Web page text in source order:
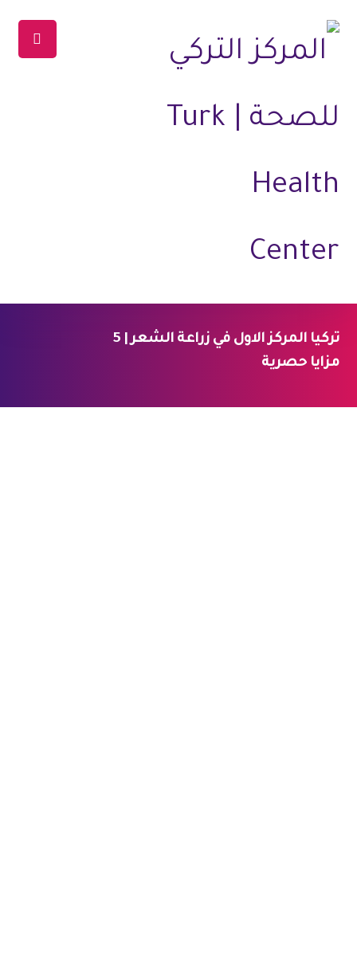
الرئيسية المدونة العلاجات علاج الشعر
تركيا المركز الاول في زراعة الشعر | 5
مزايا حصرية